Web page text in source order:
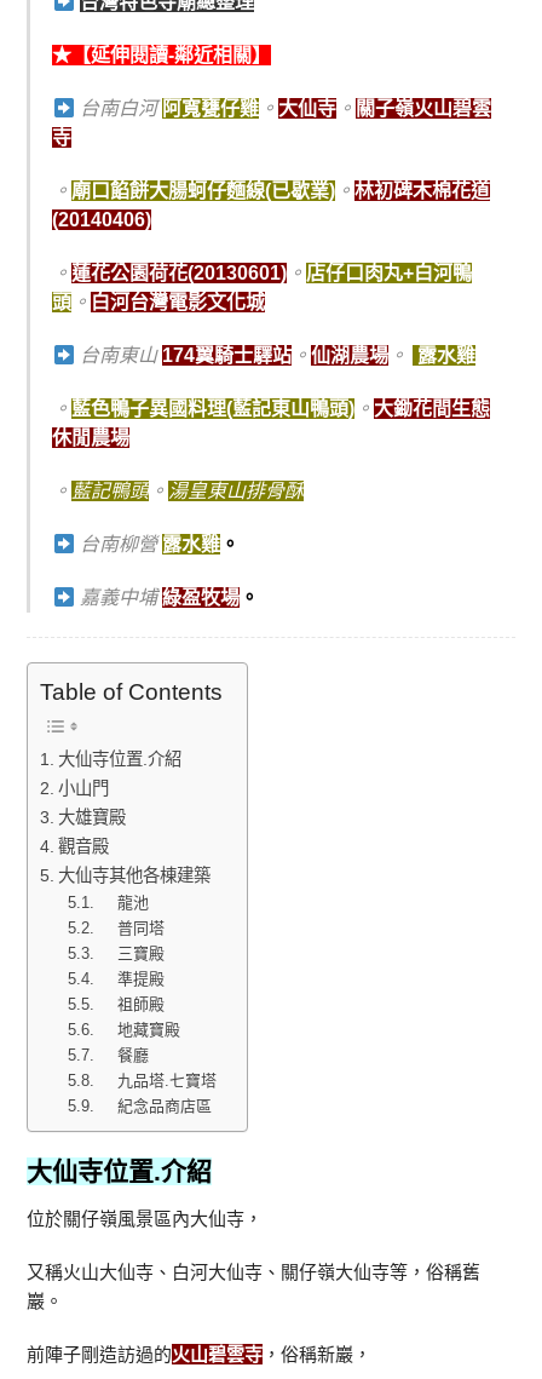
★【延伸閱讀-鄰近相關】
台南白河 阿寬甕仔雞。 大仙寺。 關子嶺火山碧雲
寺
。 廟口餡餅大腸蚵仔麵線(已歇業) 。林初碑木棉花道
(20140406)
。 蓮花公園荷花(20130601) 。 店仔口肉丸+白河鴨
頭 。 白河台灣電影文化城
台南東山 174翼騎士驛站。 仙湖農場。 露水雞
。 藍色鴨子異國料理(藍記東山鴨頭) 。 大鋤花間生態
休閒農場
。 藍記鴨頭 。 湯皇東山排骨酥
台南柳營 露水雞。
嘉義中埔綠盈牧場。
Table of Contents
大仙寺位置.介紹
小山門
大雄寶殿
觀音殿
大仙寺其他各棟建築
龍池
普同塔
三寶殿
準提殿
祖師殿
地藏寶殿
餐廳
九品塔.七寶塔
紀念品商店區
大仙寺位置.介紹
位於關仔嶺風景區內大仙寺，
又稱火山大仙寺、白河大仙寺、關仔嶺大仙寺等，俗稱舊
巖。
前陣子剛造訪過的火山碧雲寺 ，俗稱新巖，